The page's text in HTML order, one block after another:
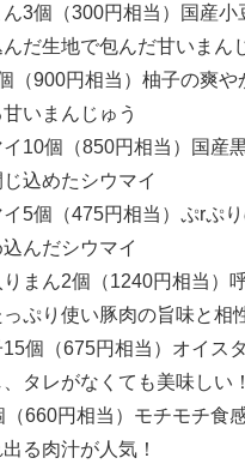
ん3個（300円相当）国産小
だ生地で包んだ甘いまん
（900円相当）柚子の爽や
いまんじゅう
イ10個（850円相当）国産
込めたシウマイ
イ5個（475円相当）ぷrぷ
んだシウマイ
りまん2個（1240円相当）
ぷり使い豚肉の旨味と相
15個（675円相当）オイス
タレがなくても美味しい！
（660円相当）モチモチ食
る肉汁が人気！